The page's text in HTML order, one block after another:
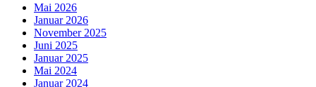
Mai 2026
Januar 2026
November 2025
Juni 2025
Januar 2025
Mai 2024
Januar 2024